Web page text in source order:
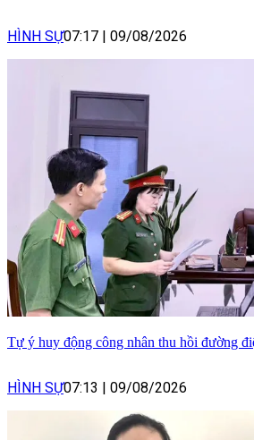
HÌNH SỰ07:17 09/08/2026
Tự ý huy động công nhân thu hồi đường
HÌNH SỰ07:13 09/08/2026